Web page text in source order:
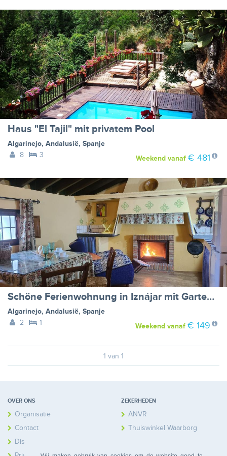
Haus "El Tajil" mit privatem Pool
Algarinejo, Andalusië, Spanje
8
3 Weekendvanaf € 481
Schöne Ferienwohnung in Iznájar mit Garten, Terrasse und Grill
Algarinejo, Andalusië, Spanje
2
1 Weekendvanaf € 149
1 van 1
OVER ONS
Organisatie
Contact
Disclaimer
ZEKERHEDEN
ANVR
Thuiswinkel Waarborg